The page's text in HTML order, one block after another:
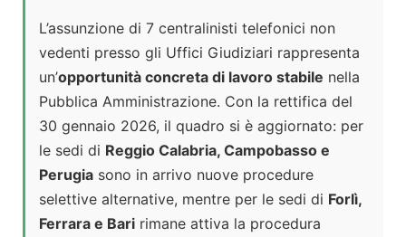
L’assunzione di 7 centralinisti telefonici non
vedenti presso gli Uffici Giudiziari rappresenta
un’opportunità concreta di lavoro stabile nella
Pubblica Amministrazione. Con la rettifica del
30 gennaio 2026, il quadro si è aggiornato: per
le sedi di Reggio Calabria, Campobasso e
Perugia sono in arrivo nuove procedure
selettive alternative, mentre per le sedi di Forlì,
Ferrara e Bari rimane attiva la procedura